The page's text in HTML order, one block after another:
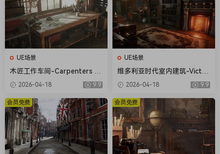
UE场景
木匠工作车间-Carpenters W
orkshop
2026-04-18 9.9
UE场景
维多利亚时代室内建筑-Victor
ian Interiors
2026-04-18 9.9
会员免费 会员免费